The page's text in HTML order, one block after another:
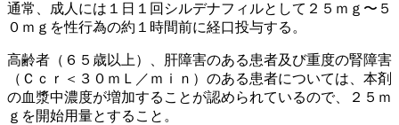
通常、成人には１日１回シルデナフィルとして２５ｍｇ〜５
０ｍｇを性行為の約１時間前に経口投与する。
高齢者（６５歳以上）、肝障害のある患者及び重度の腎障害
（Ｃｃｒ＜３０ｍＬ／ｍｉｎ）のある患者については、本剤
の血漿中濃度が増加することが認められているので、２５ｍ
ｇを開始用量とすること。